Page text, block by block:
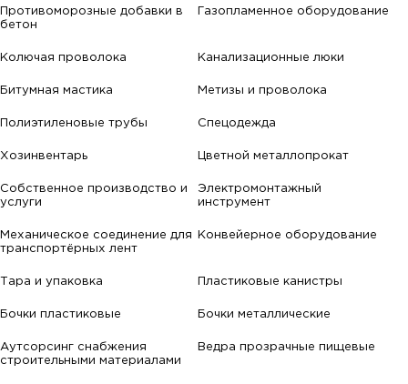
Противоморозные добавки в
бетон
Газопламенное оборудование
Колючая проволока Канализационные люки
Битумная мастика Метизы и проволока
Полиэтиленовые трубы Спецодежда
Хозинвентарь Цветной металлопрокат
Собственное производство и
услуги
Электромонтажный
инструмент
Механическое соединение для
транспортёрных лент
Конвейерное оборудование
Тара и упаковка Пластиковые канистры
Бочки пластиковые Бочки металлические
Аутсорсинг снабжения
строительными материалами
Ведра прозрачные пищевые